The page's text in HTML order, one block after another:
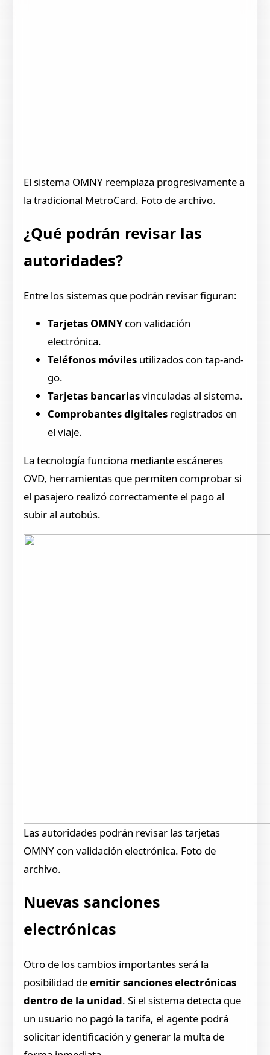
El sistema OMNY reemplaza progresivamente a
la tradicional MetroCard. Foto de archivo.
¿Qué podrán revisar las
autoridades?
Entre los sistemas que podrán revisar figuran:
Tarjetas OMNYcon validación
electrónica.
Teléfonos móviles utilizados con tap-and-
go.
Tarjetas bancariasvinculadas al sistema.
Comprobantes digitales registrados en
el viaje.
La tecnología funciona mediante escáneres
OVD, herramientas que permiten comprobar si
el pasajero realizó correctamente el pago al
subir al autobús.
Las autoridades podrán revisar las tarjetas
OMNY con validación electrónica. Foto de
archivo.
Nuevas sanciones
electrónicas
Otro de los cambios importantes será la
posibilidad deemitir sanciones electrónicas
dentro de la unidad. Si el sistema detecta que
un usuario no pagó la tarifa, el agente podrá
solicitar identificación y generar la multa de